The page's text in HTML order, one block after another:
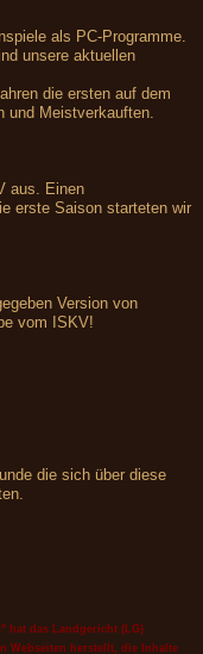
als PC-Programme.
unsere aktuellen
die ersten auf dem
und Meistverkauften.
aus. Einen
erste Saison starteten wir
Version von
vom ISKV!
die sich über diese
hat das Landgericht (LG)
Webseiten herstellt, die Inhalte